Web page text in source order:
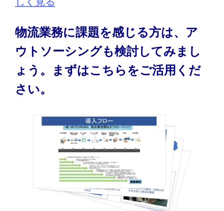
物流業務に課題を感じる方は、ア
ウトソーシングも検討してみまし
ょう。まずはこちらをご活用くだ
さい。